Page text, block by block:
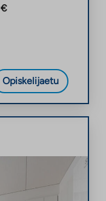
€
Opiskelijaetu